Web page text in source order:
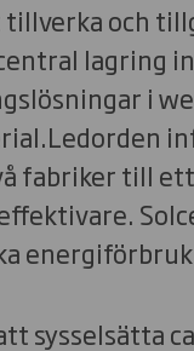
och
lagring
i
fabriker till
sysselsätta